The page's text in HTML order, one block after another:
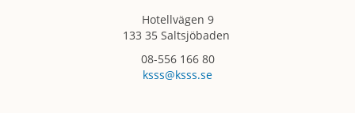
Hotellvägen 9
133 35 Saltsjöbaden
08-556 166 80
ksss@ksss.se